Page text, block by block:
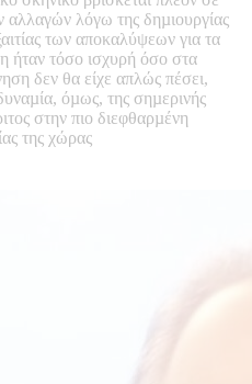
λόγω της δηµιουργίας
των αποκαλύψεων για τα
ήταν τόσο ισχυρή όσο στα
δεν θα είχε απλώς πέσει,
όµως, της σηµερινής
στην πιο διεφθαρµένη
της χώρας